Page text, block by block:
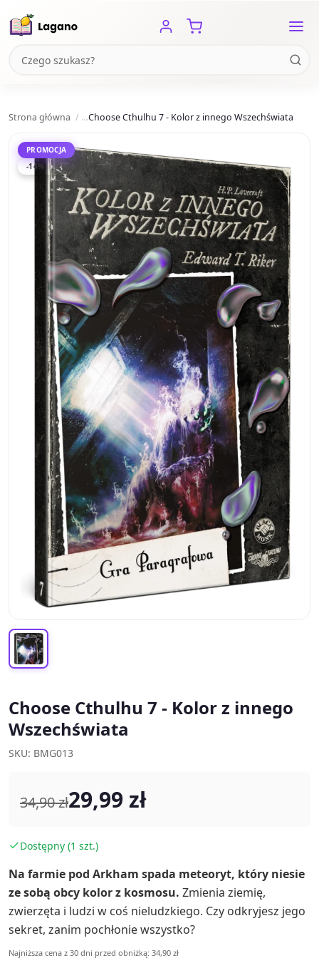
Strona główna Choose Cthulhu 7 - Kolor z innego Wszechświata
PROMOCJA
-14%
Choose Cthulhu 7 - Kolor z innego
Wszechświata
SKU: BMG013
34,90 zł29,99 zł
Dostępny (1 szt.)
Na farmie pod Arkham spada meteoryt, który niesie
ze sobą obcy kolor z kosmosu. Zmienia ziemię,
zwierzęta i ludzi w coś nieludzkiego. Czy odkryjesz jego
sekret, zanim pochłonie wszystko?
Najniższa cena z 30 dni przed obniżką: 34,90 zł